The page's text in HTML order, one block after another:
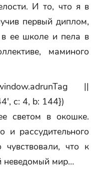
И то, что я в
первый диплом,
ее школе и пела в
маминого
||
c: 4, b: 144})
светом в окошке.
и рассудительного
что к
неведомый мир…